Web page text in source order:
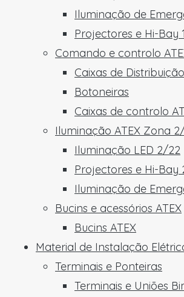
Iluminação de
Projectores e Hi-Bay
Comando e controlo
Caixas de
Botoneiras
Caixas de controlo
Iluminação ATEX Zona
Iluminação LED 2/22
Projectores e Hi-Bay
Iluminação de
Bucins e acessórios ATEX
Bucins ATEX
Material de Instalação
Terminais e Ponteiras
Terminais e Uniões